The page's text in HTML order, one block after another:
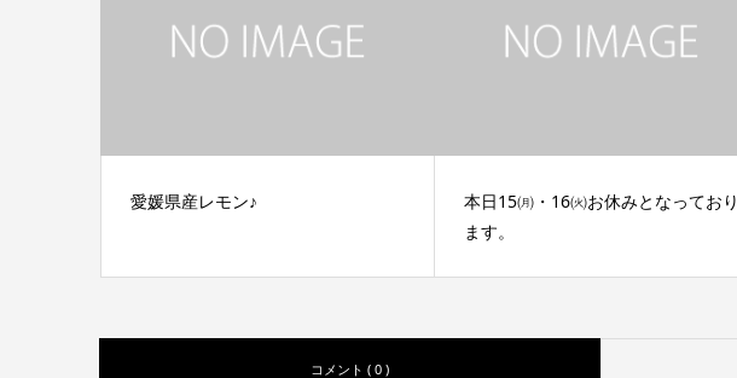
愛媛県産レモン♪
本日15㈪・16㈫お休みとなっており
ます。
コメント ( 0 )